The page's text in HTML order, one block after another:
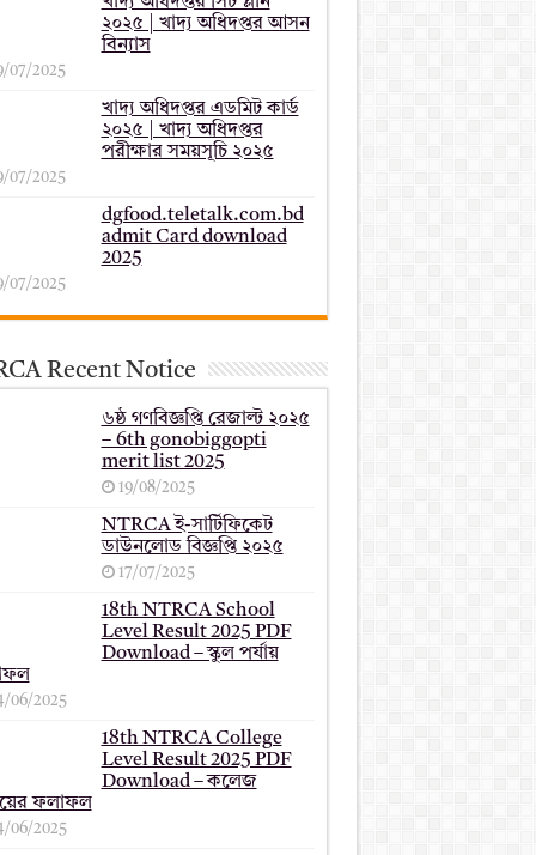
২০২৫ | খাদ্য অধিদপ্তর আসন
বিন্যাস
07/2025
খাদ্য অধিদপ্তর এডমিট কার্ড
২০২৫ | খাদ্য অধিদপ্তর
পরীক্ষার সময়সূচি ২০২৫
07/2025
dgfood.teletalk.com.bd
admit Card download
2025
07/2025
Recent Notice
৬ষ্ঠ গণবিজ্ঞপ্তি রেজাল্ট ২০২৫
– 6th gonobiggopti
merit list 2025
19/08/2025
NTRCA ই-সার্টিফিকেট
ডাউনলোড বিজ্ঞপ্তি ২০২৫
17/07/2025
18th NTRCA School
Level Result 2025 PDF
Download – স্কুল পর্যায়
06/2025
18th NTRCA College
Level Result 2025 PDF
Download – কলেজ
ফলাফল
06/2025